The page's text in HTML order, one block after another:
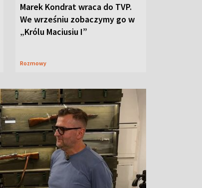
Marek Kondrat wraca do TVP.
We wrześniu zobaczymy go w
„Królu Maciusiu I”
Rozmowy